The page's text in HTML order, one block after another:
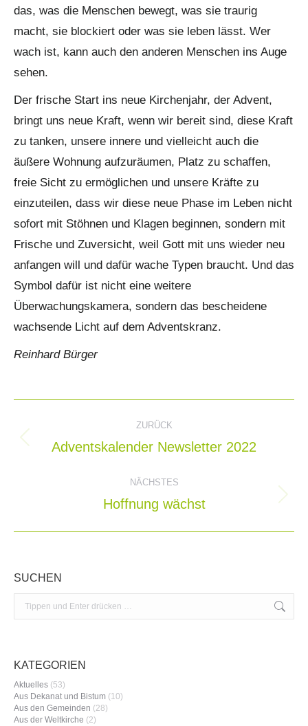
das, was die Menschen bewegt, was sie traurig
macht, sie blockiert oder was sie leben lässt. Wer
wach ist, kann auch den anderen Menschen ins Auge
sehen.
Der frische Start ins neue Kirchenjahr, der Advent,
bringt uns neue Kraft, wenn wir bereit sind, diese Kraft
zu tanken, unsere innere und vielleicht auch die
äußere Wohnung aufzuräumen, Platz zu schaffen,
freie Sicht zu ermöglichen und unsere Kräfte zu
einzuteilen, dass wir diese neue Phase im Leben nicht
sofort mit Stöhnen und Klagen beginnen, sondern mit
Frische und Zuversicht, weil Gott mit uns wieder neu
anfangen will und dafür wache Typen braucht. Und das
Symbol dafür ist nicht eine weitere
Überwachungskamera, sondern das bescheidene
wachsende Licht auf dem Adventskranz.
Reinhard Bürger
Kommentarnavigation
ZURÜCK
Vorheriger
Adventskalender Newsletter 2022
NÄCHSTES
Nächster
Hoffnung wächst
SUCHEN
KATEGORIEN
Aktuelles (53)
Aus Dekanat und Bistum (10)
Aus den Gemeinden (28)
Aus der Weltkirche (2)